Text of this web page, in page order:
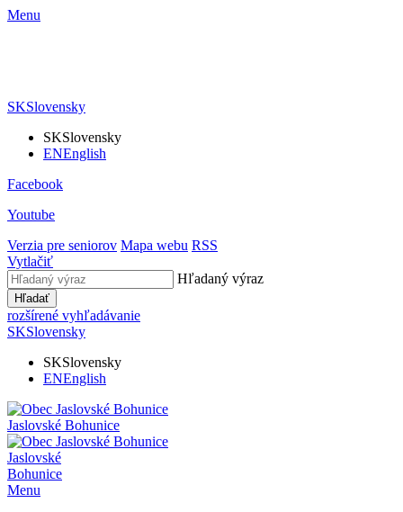
Menu
SKSlovensky
SKSlovensky
ENEnglish
Facebook
Youtube
Verzia pre seniorov Mapa webu RSS
Vytlačiť
Hľadaný výraz
Hľadať
rozšírené vyhľadávanie
SKSlovensky
SKSlovensky
ENEnglish
Jaslovské Bohunice
Jaslovské
Bohunice
Menu